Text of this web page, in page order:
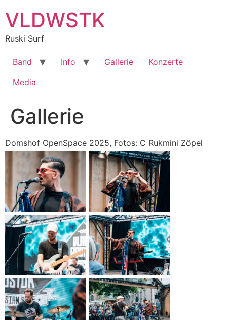
Inhalt
springen
VLDWSTK
Ruski Surf
Band Info Gallerie
Konzerte
Media
Gallerie
Domshof OpenSpace 2025, Fotos: C Rukmini Zöpel